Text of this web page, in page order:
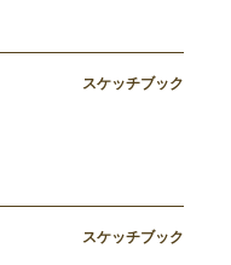
スケッチブック
スケッチブック